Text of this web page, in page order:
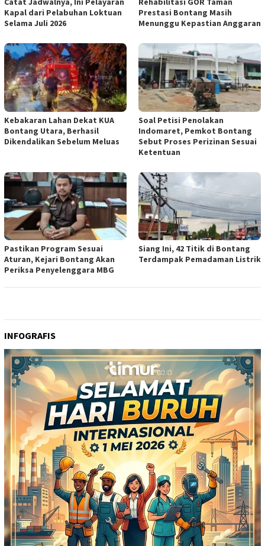
Kapal dari Pelabuhan Loktuan
Selama Juli 2026
Prestasi Bontang Masih
Menunggu Kepastian Anggaran
Kebakaran Lahan Dekat KUA
Bontang Utara, Berhasil
Dikendalikan Sebelum Meluas
Soal Petisi Penolakan
Indomaret, Pemkot Bontang
Sebut Proses Perizinan Sesuai
Ketentuan
Pastikan Program Sesuai
Aturan, Kejari Bontang Akan
Periksa Penyelenggara MBG
Siang Ini, 42 Titik di Bontang
Terdampak Pemadaman Listrik
INFOGRAFIS